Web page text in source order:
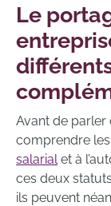
Le
Avant de parler
comprendre
salarial et à
ces deux statuts
ils peuvent